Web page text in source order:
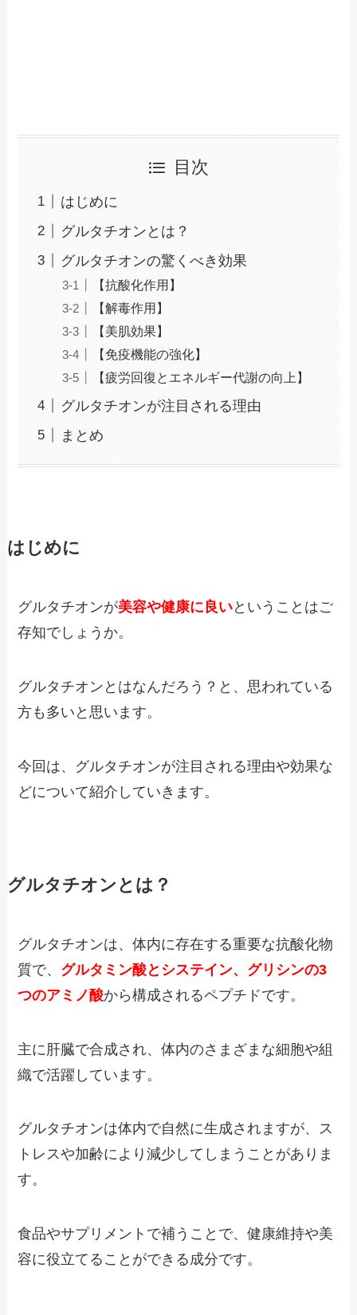
目次
はじめに
グルタチオンとは？
グルタチオンの驚くべき効果
【抗酸化作用】
【解毒作用】
【美肌効果】
【免疫機能の強化】
【疲労回復とエネルギー代謝の向上】
グルタチオンが注目される理由
まとめ
はじめに
グルタチオンが美容や健康に良いということはご
存知でしょうか。
グルタチオンとはなんだろう？と、思われている
方も多いと思います。
今回は、グルタチオンが注目される理由や効果な
どについて紹介していきます。
グルタチオンとは？
グルタチオンは、体内に存在する重要な抗酸化物
質で、 グルタミン酸とシステイン、グリシンの3
つのアミノ酸から構成されるペプチドです。
主に肝臓で合成され、体内のさまざまな細胞や組
織で活躍しています。
グルタチオンは体内で自然に生成されますが、ス
トレスや加齢により減少してしまうことがありま
す。
食品やサプリメントで補うことで、健康維持や美
容に役立てることができる成分です。